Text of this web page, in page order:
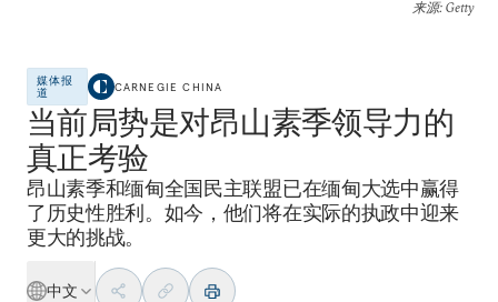
来源: Getty
媒体报
道
CARNEGIE CHINA
当前局势是对昂山素季领导力的
真正考验
昂山素季和缅甸全国民主联盟已在缅甸大选中赢得
了历史性胜利。如今，他们将在实际的执政中迎来
更大的挑战。
中文